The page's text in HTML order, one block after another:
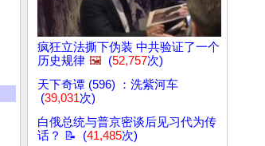
疯狂立法撕下伪装 中共验证了一个
历史规律 🖼️ (52,757次)
天下奇谭 (596) ：洗紫河车
(39,031次)
白俄总统与普京密谈后见习代为传
话？ 📝 (41,485次)